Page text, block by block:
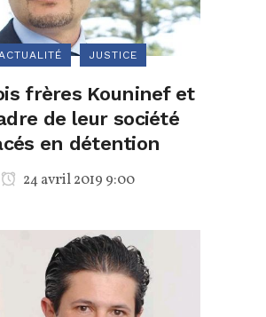
JUSTICE
frères Kouninef et
de leur société
en détention
24 avril 2019 9:00